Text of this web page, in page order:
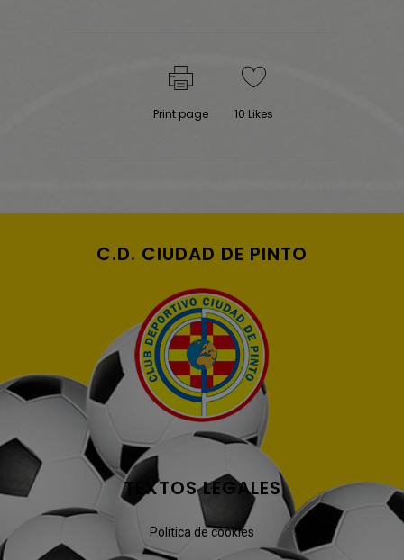
Print page 10 Likes
C.D. CIUDAD DE PINTO
TEXTOS LEGALES
Política de cookies